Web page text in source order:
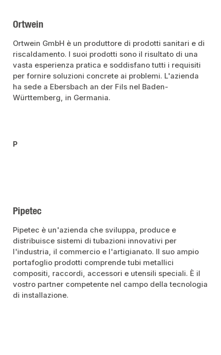
Ortwein
Ortwein GmbH è un produttore di prodotti sanitari e di
riscaldamento. I suoi prodotti sono il risultato di una
vasta esperienza pratica e soddisfano tutti i requisiti
per fornire soluzioni concrete ai problemi. L'azienda
ha sede a Ebersbach an der Fils nel Baden-
Württemberg, in Germania.
P
Pipetec
Pipetec è un'azienda che sviluppa, produce e
distribuisce sistemi di tubazioni innovativi per
l'industria, il commercio e l'artigianato. Il suo ampio
portafoglio prodotti comprende tubi metallici
compositi, raccordi, accessori e utensili speciali. È il
vostro partner competente nel campo della tecnologia
di installazione.